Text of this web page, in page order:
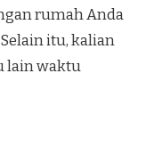
rumah Anda
itu, kalian
lain waktu